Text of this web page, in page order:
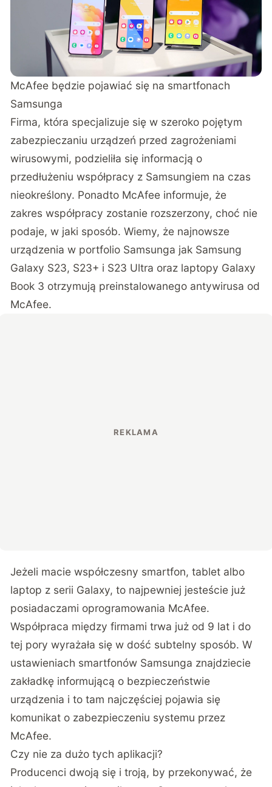
McAfee będzie pojawiać się na smartfonach
Samsunga
Firma, która specjalizuje się w szeroko pojętym
zabezpieczaniu urządzeń przed zagrożeniami
wirusowymi, podzieliła się informacją o
przedłużeniu współpracy z Samsungiem na czas
nieokreślony. Ponadto McAfee informuje, że
zakres współpracy zostanie rozszerzony, choć nie
podaje, w jaki sposób. Wiemy, że najnowsze
urządzenia w portfolio Samsunga jak Samsung
Galaxy S23, S23+ i S23 Ultra oraz laptopy Galaxy
Book 3 otrzymują preinstalowanego antywirusa od
McAfee.
Jeżeli macie współczesny smartfon, tablet albo
laptop z serii Galaxy, to najpewniej jesteście już
posiadaczami oprogramowania McAfee.
Współpraca między firmami trwa już od 9 lat i do
tej pory wyrażała się w dość subtelny sposób. W
ustawieniach smartfonów Samsunga znajdziecie
zakładkę informującą o bezpieczeństwie
urządzenia i to tam najczęściej pojawia się
komunikat o zabezpieczeniu systemu przez
McAfee.
Czy nie za dużo tych aplikacji?
Producenci dwoją się i troją, by przekonywać, że